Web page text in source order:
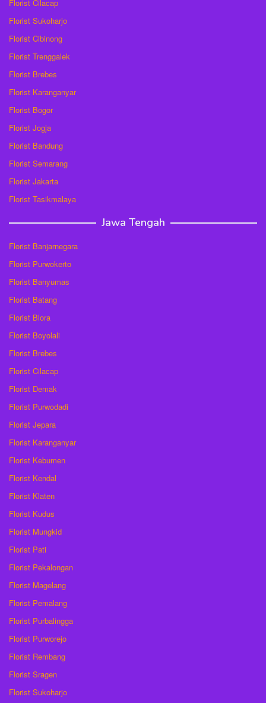
Florist Cilacap
Florist Sukoharjo
Florist Cibinong
Florist Trenggalek
Florist Brebes
Florist Karanganyar
Florist Bogor
Florist Jogja
Florist Bandung
Florist Semarang
Florist Jakarta
Florist Tasikmalaya
Jawa Tengah
Florist Banjarnegara
Florist Purwokerto
Florist Banyumas
Florist Batang
Florist Blora
Florist Boyolali
Florist Brebes
Florist Cilacap
Florist Demak
Florist Purwodadi
Florist Jepara
Florist Karanganyar
Florist Kebumen
Florist Kendal
Florist Klaten
Florist Kudus
Florist Mungkid
Florist Pati
Florist Pekalongan
Florist Magelang
Florist Pemalang
Florist Purbalingga
Florist Purworejo
Florist Rembang
Florist Sragen
Florist Sukoharjo